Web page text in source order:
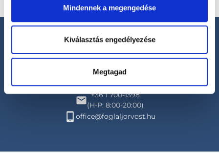
Mindennek a megengedése
Kiválasztás engedélyezése
Megtagad
Segíthetünk?
+36 1 700-1398
(H-P: 8:00-20:00)
office@foglaljorvost.hu